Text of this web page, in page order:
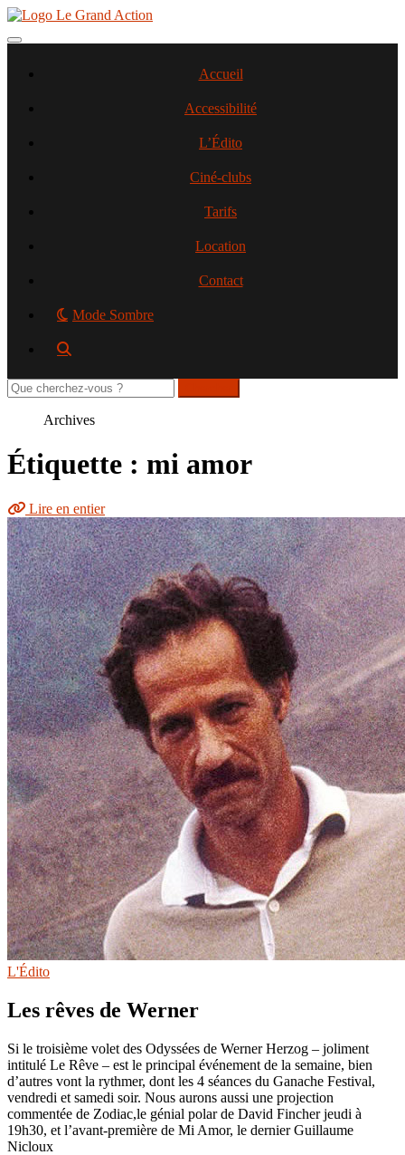
Aller
contenu
Toggle navigation
Accueil
Accessibilité
L’Édito
Ciné-clubs
Tarifs
Location
Contact
Mode Sombre
Rechercher
sur
Archives
Étiquette : mi amor
Lire en entier
L'Édito
Les rêves de Werner
Si le troisième volet des Odyssées de Werner Herzog – joliment
intitulé Le Rêve – est le principal événement de la semaine, bien
d’autres vont la rythmer, dont les 4 séances du Ganache Festival,
vendredi et samedi soir. Nous aurons aussi une projection
commentée de Zodiac,le génial polar de David Fincher jeudi à
19h30, et l’avant-première de Mi Amor, le dernier Guillaume
Nicloux